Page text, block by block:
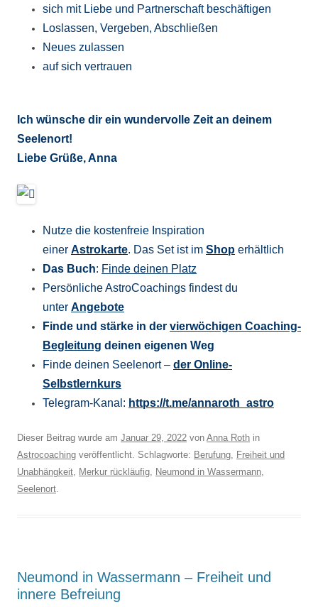
sich mit Liebe und Partnerschaft beschäftigen
Loslassen, Vergeben, Abschließen
Neues zulassen
auf sich vertrauen
Ich wünsche dir ein wundervolle Zeit an deinem
Seelenort!
Liebe Grüße, Anna
Nutze die kostenfreie Inspiration
einer Astrokarte. Das Set ist im Shop erhältlich
Das Buch: Finde deinen Platz
Persönliche AstroCoachings findest du
unter Angebote
Finde und stärke in der vierwöchigen Coaching-
Begleitung deinen eigenen Weg
Finde deinen Seelenort – der Online-
Selbstlernkurs
Telegram-Kanal: https://t.me/annaroth_astro
Dieser Beitrag wurde am Januar 29, 2022 von Anna Roth in
Astrocoaching veröffentlicht. Schlagworte: Berufung, Freiheit und
Unabhängkeit, Merkur rückläufig, Neumond in Wassermann,
Seelenort.
Neumond in Wassermann – Freiheit und
innere Befreiung